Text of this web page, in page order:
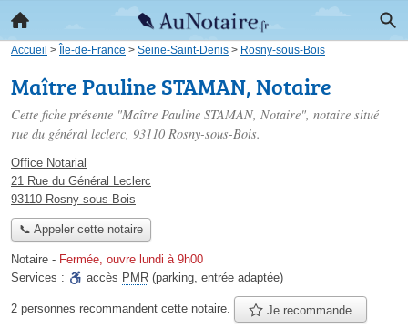
Accueil > Île-de-France > Seine-Saint-Denis > Rosny-sous-Bois
Maître Pauline STAMAN, Notaire
Cette fiche présente "Maître Pauline STAMAN, Notaire", notaire situé
rue du général leclerc, 93110 Rosny-sous-Bois.
Office Notarial
21 Rue du Général Leclerc
93110 Rosny-sous-Bois
📞 Appeler cette notaire
Notaire - Fermée, ouvre lundi à 9h00
Services :
accès PMR (parking, entrée adaptée)
2 personnes recommandent cette notaire. Je recommande